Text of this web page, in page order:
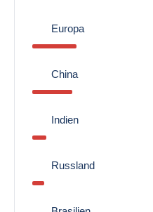
Europa
China
Indien
Russland